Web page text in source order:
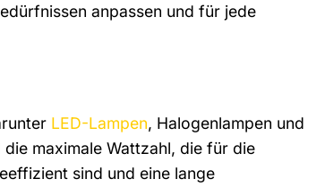
anpassen und für jede
LED-Lampen, Halogenlampen und
maximale Wattzahl, die für die
sind und eine lange